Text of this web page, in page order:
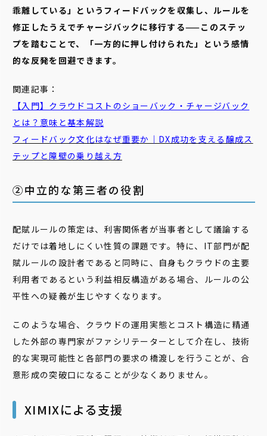
乖離している」というフィードバックを収集し、ルールを
修正したうえでチャージバックに移行する——このステッ
プを踏むことで、「一方的に押し付けられた」という感情
的な反発を回避できます。
関連記事：
【入門】クラウドコストのショーバック・チャージバック
とは？意味と基本解説
フィードバック文化はなぜ重要か｜DX成功を支える醸成ス
テップと障壁の乗り越え方
②中立的な第三者の役割
配賦ルールの策定は、利害関係者が当事者として議論する
だけでは着地しにくい性質の課題です。特に、IT部門が配
賦ルールの設計者であると同時に、自身もクラウドの主要
利用者であるという利益相反構造がある場合、ルールの公
平性への疑義が生じやすくなります。
このような場合、クラウドの運用実態とコスト構造に精通
した外部の専門家がファシリテーターとして介在し、技術
的な実現可能性と各部門の要求の橋渡しを行うことが、合
意形成の突破口になることが少なくありません。
XIMIXによる支援